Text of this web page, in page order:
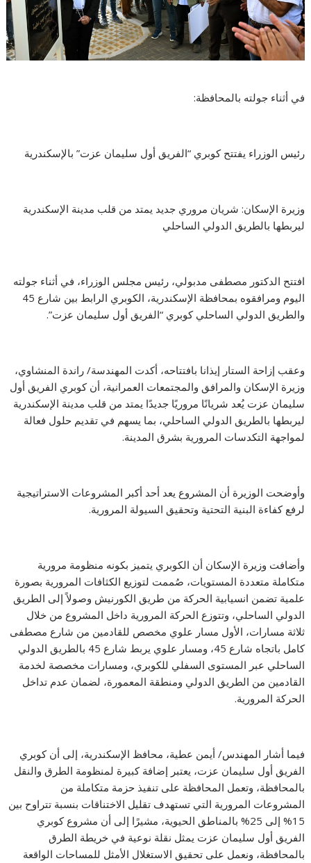
في أثناء جولته بالمحافظة:
رئيس الوزراء يفتتح كوبري “الفريق أول سليمان عزت” بالإسكندرية
وزيرة الإسكان: شريان مروري جديد يمتد من قلب مدينة الإسكندرية
ليربطها بالطريق الدولي الساحلي
افتتح الدكتور مصطفى مدبولي، رئيس مجلس الوزراء، في أثناء جولته
اليوم ومرافقوه بمحافظة الإسكندرية، الكوبري الرابط بين شارع 45
والطريق الدولي الساحلي كوبري “الفريق أول سليمان عزت”.
وعقب إزاحة الستار إيذانا بافتتاحه، أكدت المهندسة/ راندة المنشاوي،
وزيرة الإسكان والمرافق والمجتمعات العمرانية، أن كوبري الفريق أول
سليمان عزت يُعد شريانًا مروريًا جديدًا يمتد من قلب مدينة الإسكندرية
ليربطها بالطريق الدولي الساحلي، بما يسهم في تقديم حلول فعالة
لمواجهة التكدسات المرورية بشرق المدينة.
وأوضحت الوزيرة أن المشروع يعد أحد أكبر المشروعات الاستراتيجية
لرفع كفاءة البنية التحتية وتحقيق السيولة المرورية.
وأضافت وزيرة الإسكان أن الكوبري يتميز بكونه منظومة مرورية
متكاملة متعددة المستويات، صُممت لتوزيع الكثافات المرورية بصورة
علمية تضمن انسيابية الحركة من طريق الكورنيش وصولاً إلى الطريق
الدولي الساحلي، وتتوزع الحركة المرورية داخل المشروع من خلال
ثلاثة مسارات، الأول مسار علوي مخصص للقادمين من شارع مصطفى
كامل باتجاه شارع 45، ومسار علوي يربط شارع 45 بالطريق الدولي
الساحلي عبر المستوى السفلي للكوبري، ومسارات مخصصة لخدمة
القادمين من الطريق الدولي ومنطقة المعمورة، لضمان عدم تداخل
الحركة المرورية.
فيما أشار المهندس/ أيمن عطية، محافظ الإسكندرية، إلى أن كوبري
الفريق أول سليمان عزت، يعتبر إضافة كبيرة لمنظومة الطرق والنقل
بالمحافظة، وتعمل المحافظة على تنفيذ حزمة متكاملة من
المشروعات المرورية التي تستهدف تقليل الاختناقات بنسبة تتراوح بين
15% إلى 25% بالمناطق الحيوية، مشيرًا إلى أن مشروع كوبري
الفريق أول سليمان عزت يمثل نقلة نوعية في خريطة الطرق
بالمحافظة، ونعمل على تحقيق الاستغلال الأمثل للمساحات الواقعة